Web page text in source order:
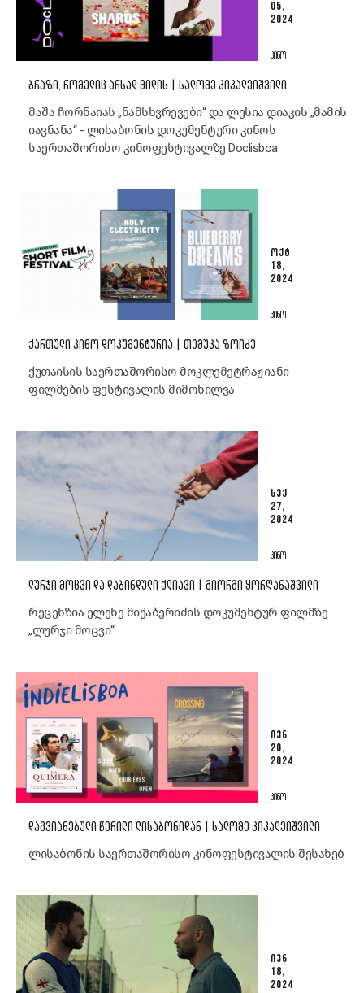
05,
2024
ᲙᲘᲜᲝ
ᲑᲠᲐᲖᲘ, ᲠᲝᲛᲔᲚᲘᲪ ᲐᲠᲡᲐᲓ ᲛᲘᲓᲘᲡ | ᲡᲐᲚᲝᲛᲔ ᲙᲘᲙᲐᲚᲔᲘᲨᲕᲘᲚᲘ
მაშა ჩორნაიას „ნამსხვრევები“ და ლესია დიაკის „მამის
იავნანა“ - ლისაბონის დოკუმენტური კინოს
საერთაშორისო კინოფესტივალზე Doclisboa
ᲝᲥᲢ
18,
2024
ᲙᲘᲜᲝ
ᲥᲐᲠᲗᲣᲚᲘ ᲙᲘᲜᲝ ᲓᲝᲙᲣᲛᲔᲜᲢᲣᲠᲘᲐ | ᲗᲔᲛᲣᲙᲐ ᲖᲝᲘᲫᲔ
ქუთაისის საერთაშორისო მოკლემეტრაჟიანი
ფილმების ფესტივალის მიმოხილვა
ᲡᲔᲥ
27,
2024
ᲙᲘᲜᲝ
ᲚᲣᲠᲯᲘ ᲛᲝᲪᲕᲘ ᲓᲐ ᲓᲐᲑᲘᲜᲓᲣᲚᲘ ᲥᲚᲘᲐᲕᲘ | ᲒᲘᲝᲠᲒᲘ ᲧᲝᲠᲦᲐᲜᲐᲨᲕᲘᲚᲘ
რეცენზია ელენე მიქაბერიძის დოკუმენტურ ფილმზე
„ლურჯი მოცვი“
ᲘᲕᲜ
20,
2024
ᲙᲘᲜᲝ
ᲓᲐᲒᲕᲘᲐᲜᲔᲑᲣᲚᲘ ᲬᲔᲠᲘᲚᲘ ᲚᲘᲡᲐᲑᲝᲜᲘᲓᲐᲜ | ᲡᲐᲚᲝᲛᲔ ᲙᲘᲙᲐᲚᲔᲘᲨᲕᲘᲚᲘ
ლისაბონის საერთაშორისო კინოფესტივალის შესახებ
ᲘᲕᲜ
18,
2024